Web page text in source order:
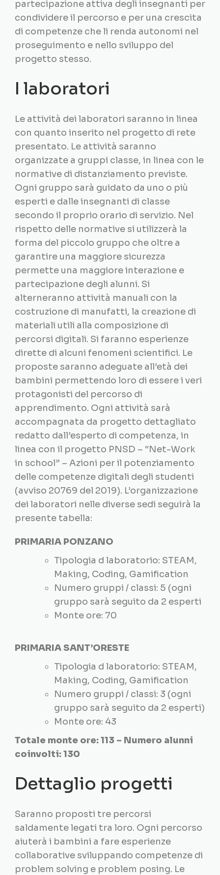
partecipazione attiva degli insegnanti per
condividere il percorso e per una crescita
di competenze che li renda autonomi nel
proseguimento e nello sviluppo del
progetto stesso.
I laboratori
Le attività dei laboratori saranno in linea
con quanto inserito nel progetto di rete
presentato. Le attività saranno
organizzate a gruppi classe, in linea con le
normative di distanziamento previste.
Ogni gruppo sarà guidato da uno o più
esperti e dalle insegnanti di classe
secondo il proprio orario di servizio. Nel
rispetto delle normative si utilizzerà la
forma del piccolo gruppo che oltre a
garantire una maggiore sicurezza
permette una maggiore interazione e
partecipazione degli alunni. Si
alterneranno attività manuali con la
costruzione di manufatti, la creazione di
materiali utili alla composizione di
percorsi digitali. Si faranno esperienze
dirette di alcuni fenomeni scientifici. Le
proposte saranno adeguate all’età dei
bambini permettendo loro di essere i veri
protagonisti del percorso di
apprendimento. Ogni attività sarà
accompagnata da progetto dettagliato
redatto dall’esperto di competenza, in
linea con il progetto PNSD – “Net-Work
in school” – Azioni per il potenziamento
delle competenze digitali degli studenti
(avviso 20769 del 2019). L’organizzazione
dei laboratori nelle diverse sedi seguirà la
presente tabella:
PRIMARIA PONZANO
Tipologia d laboratorio: STEAM,
Making, Coding, Gamification
Numero gruppi / classi: 5 (ogni
gruppo sarà seguito da 2 esperti
Monte ore: 70
PRIMARIA SANT’ORESTE
Tipologia d laboratorio: STEAM,
Making, Coding, Gamification
Numero gruppi / classi: 3 (ogni
gruppo sarà seguito da 2 esperti)
Monte ore: 43
Totale monte ore: 113 – Numero alunni
coinvolti: 130
Dettaglio progetti
Saranno proposti tre percorsi
saldamente legati tra loro. Ogni percorso
aiuterà i bambini a fare esperienze
collaborative sviluppando competenze di
problem solving e problem posing. Le